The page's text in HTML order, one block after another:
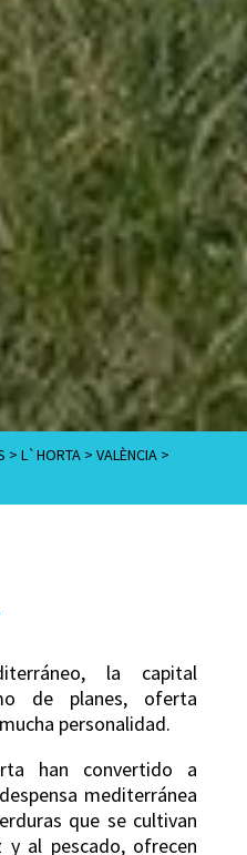
> L`HORTA > VALÈNCIA >
la capital
de planes, oferta
personalidad.
han convertido a
mediterránea
que se cultivan
y al pescado, ofrecen